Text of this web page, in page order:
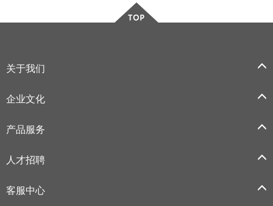
关于我们
企业文化
产品服务
人才招聘
客服中心